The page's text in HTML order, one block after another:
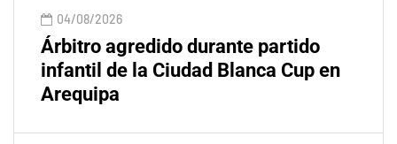
04/08/2026
Árbitro agredido durante partido
infantil de la Ciudad Blanca Cup en
Arequipa